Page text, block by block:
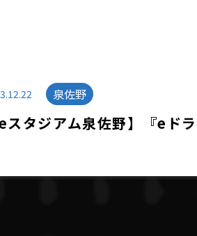
泉佐野
eスタジアム泉佐野】『eド